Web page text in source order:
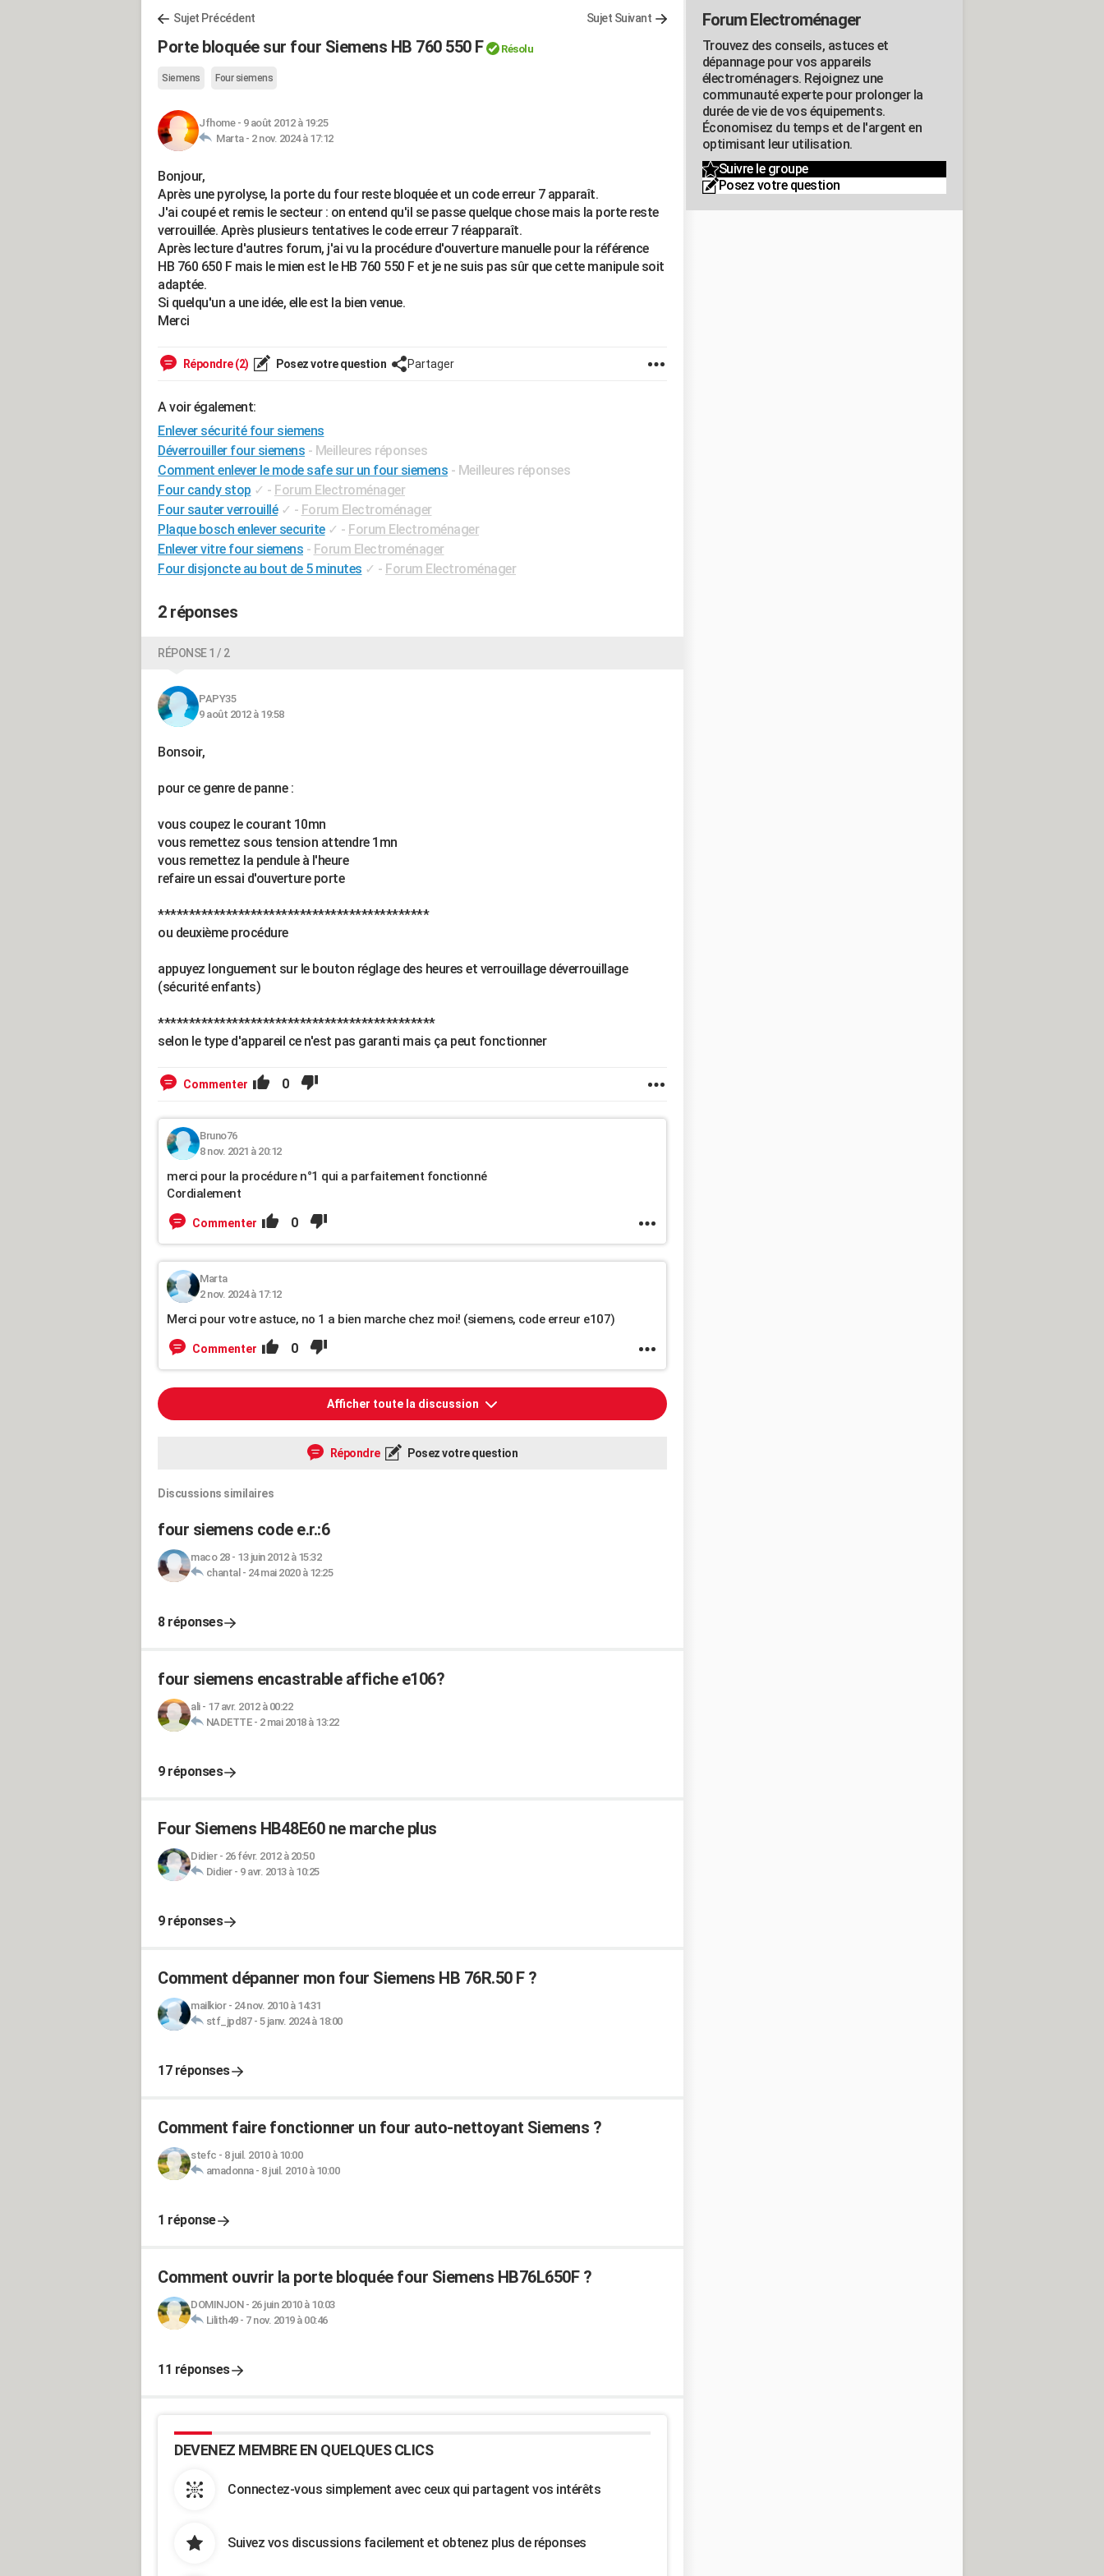
Sujet Précédent Sujet Suivant
Porte bloquée sur four Siemens HB 760 550 F Résolu
Siemens Four siemens
Jfhome- 9 août 2012 à 19:25
Marta - 2 nov. 2024 à 17:12
Bonjour,
Après une pyrolyse, la porte du four reste bloquée et un code erreur 7 apparaît.
J'ai coupé et remis le secteur : on entend qu'il se passe quelque chose mais la porte reste
verrouillée. Après plusieurs tentatives le code erreur 7 réapparaît.
Après lecture d'autres forum, j'ai vu la procédure d'ouverture manuelle pour la référence
HB 760 650 F mais le mien est le HB 760 550 F et je ne suis pas sûr que cette manipule soit
adaptée.
Si quelqu'un a une idée, elle est la bien venue.
Merci
Répondre (2) Posez votre question Partager
A voir également:
Enlever sécurité four siemens
Déverrouiller four siemens - Meilleures réponses
Comment enlever le mode safe sur un four siemens - Meilleures réponses
Four candy stop ✓ - Forum Electroménager
Four sauter verrouillé ✓ - Forum Electroménager
Plaque bosch enlever securite ✓ - Forum Electroménager
Enlever vitre four siemens - Forum Electroménager
Four disjoncte au bout de 5 minutes ✓ - Forum Electroménager
2 réponses
RÉPONSE 1 / 2
PAPY35
9 août 2012 à 19:58
Bonsoir,
pour ce genre de panne :
vous coupez le courant 10mn
vous remettez sous tension attendre 1mn
vous remettez la pendule à l'heure
refaire un essai d'ouverture porte
********************************************
ou deuxième procédure
appuyez longuement sur le bouton réglage des heures et verrouillage déverrouillage
(sécurité enfants)
*********************************************
selon le type d'appareil ce n'est pas garanti mais ça peut fonctionner
Commenter 0
Bruno76
8 nov. 2021 à 20:12
merci pour la procédure n°1 qui a parfaitement fonctionné
Cordialement
Commenter 0
Marta
2 nov. 2024 à 17:12
Merci pour votre astuce, no 1 a bien marche chez moi! (siemens, code erreur e107)
Commenter 0
Afficher toute la discussion
Répondre Posez votre question
Discussions similaires
four siemens code e.r.:6
maco 28- 13 juin 2012 à 15:32
chantal - 24 mai 2020 à 12:25
8 réponses
four siemens encastrable affiche e106?
ali- 17 avr. 2012 à 00:22
NADETTE- 2 mai 2018 à 13:22
9 réponses
Four Siemens HB48E60 ne marche plus
Didier- 26 févr. 2012 à 20:50
Didier- 9 avr. 2013 à 10:25
9 réponses
Comment dépanner mon four Siemens HB 76R.50 F ?
mailkior- 24 nov. 2010 à 14:31
stf_jpd87- 5 janv. 2024 à 18:00
17 réponses
Comment faire fonctionner un four auto-nettoyant Siemens ?
stefc - 8 juil. 2010 à 10:00
amadonna- 8 juil. 2010 à 10:00
1 réponse
Comment ouvrir la porte bloquée four Siemens HB76L650F ?
DOMINJON- 26 juin 2010 à 10:03
Lilith49- 7 nov. 2019 à 00:46
11 réponses
DEVENEZ MEMBRE EN QUELQUES CLICS
Connectez-vous simplement avec ceux qui partagent vos intérêts
Suivez vos discussions facilement et obtenez plus de réponses
Forum Electroménager
Trouvez des conseils, astuces et
dépannage pour vos appareils
électroménagers. Rejoignez une
communauté experte pour prolonger la
durée de vie de vos équipements.
Économisez du temps et de l'argent en
optimisant leur utilisation.
Suivre le groupe
Posez votre question